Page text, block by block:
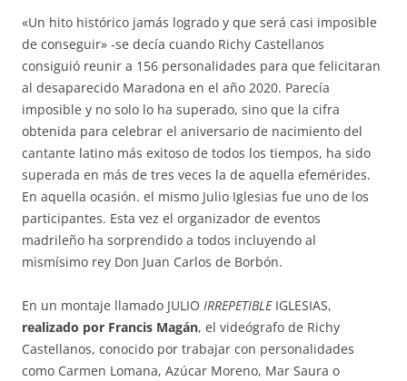
«Un hito histórico jamás logrado y que será casi imposible
de conseguir» -se decía cuando Richy Castellanos
consiguió reunir a 156 personalidades para que felicitaran
al desaparecido Maradona en el año 2020. Parecía
imposible y no solo lo ha superado, sino que la cifra
obtenida para celebrar el aniversario de nacimiento del
cantante latino más exitoso de todos los tiempos, ha sido
superada en más de tres veces la de aquella efemérides.
En aquella ocasión. el mismo Julio Iglesias fue uno de los
participantes. Esta vez el organizador de eventos
madrileño ha sorprendido a todos incluyendo al
mismísimo rey Don Juan Carlos de Borbón.
En un montaje llamado JULIO IRREPETIBLEIGLESIAS,
realizado por Francis Magán, el videógrafo de Richy
Castellanos, conocido por trabajar con personalidades
como Carmen Lomana, Azúcar Moreno, Mar Saura o